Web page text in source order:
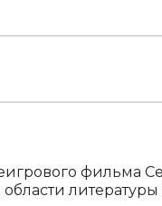
фильма
литературы